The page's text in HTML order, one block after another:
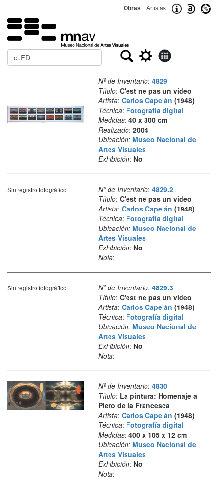
Obras Artistas
Buscar
Nº de Inventario: 4829
Título: C'est ne pas un video
Artista: Carlos Capelán (1948)
Técnica: Fotografía digital
Medidas: 40 x 300 cm
Realizado: 2004
Ubicación: Museo Nacional de
Artes Visuales
Exhibición: No
Sin registro fotográfico Nº de Inventario: 4829.2
Título: C'est ne pas un video
Artista: Carlos Capelán (1948)
Técnica: Fotografía digital
Ubicación: Museo Nacional de
Artes Visuales
Exhibición: No
Nota:
Sin registro fotográfico Nº de Inventario: 4829.3
Título: C'est ne pas un video
Artista: Carlos Capelán (1948)
Técnica: Fotografía digital
Ubicación: Museo Nacional de
Artes Visuales
Exhibición: No
Nota:
Nº de Inventario: 4830
Título: La pintura: Homenaje a
Piero de la Francesca
Artista: Carlos Capelán (1948)
Técnica: Fotografía digital
Medidas: 400 x 105 x 12 cm
Ubicación: Museo Nacional de
Artes Visuales
Exhibición: No
Nota: